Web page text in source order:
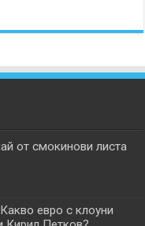
от смокинови листа
евро с клоуни